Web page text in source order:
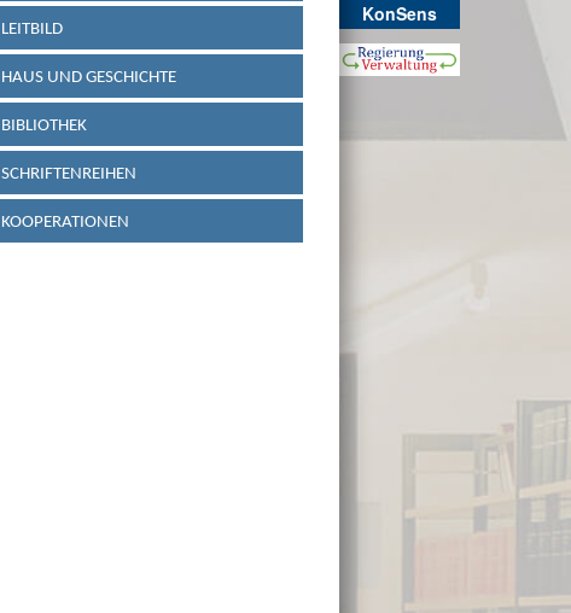
KonSens
LEITBILD
HAUS UND GESCHICHTE
BIBLIOTHEK
SCHRIFTENREIHEN
KOOPERATIONEN